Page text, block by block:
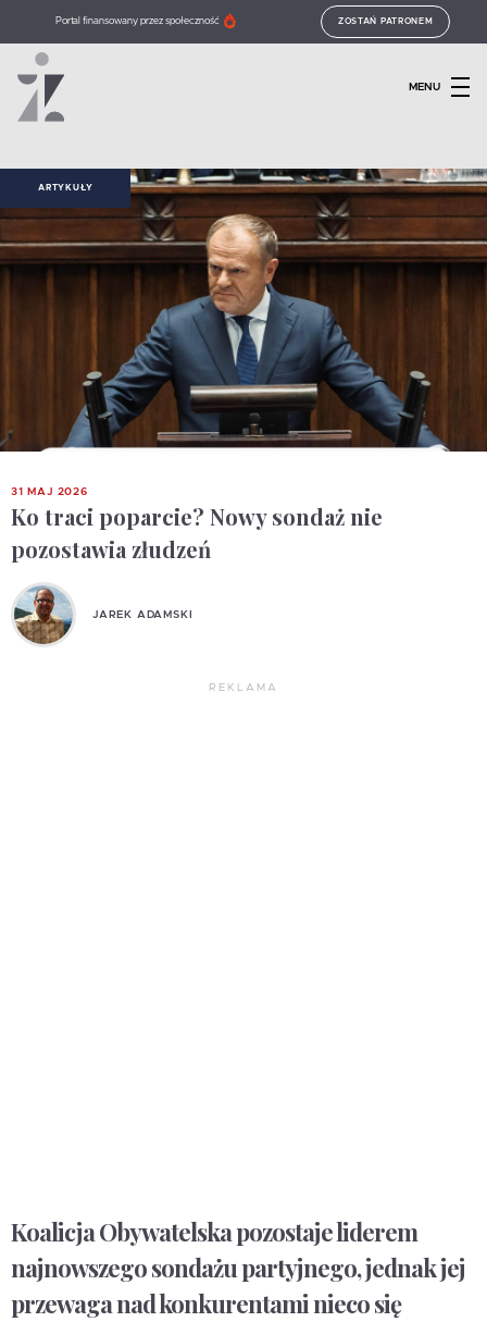
Portal finansowany przez społeczność ZOSTAŃ PATRONEM
MENU
ARTYKUŁY
31 MAJ 2026
Ko traci poparcie? Nowy sondaż nie
pozostawia złudzeń
JAREK ADAMSKI
REKLAMA
Koalicja Obywatelska pozostaje liderem
najnowszego sondażu partyjnego, jednak jej
przewaga nad konkurentami nieco się